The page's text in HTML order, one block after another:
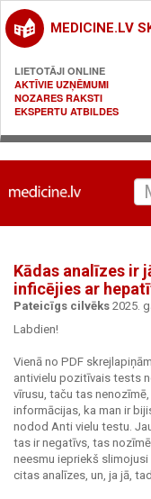
MEDICINE.LV
LIETOTĀJI ONLINE
AKTĪVIE UZŅĒMUMI
NOZARES RAKSTI
EKSPERTU ATBILDES
Kādas analīzes ir
inficējies ar
Pateicīgs cilvēks 2025.
Labdien!
Vienā no PDF
antivielu pozitīvais tests
vīrusu, taču tas
informācijas, ka man ir
nodod Anti vielu testu.
tas ir negatīvs, tas
neesmu iepriekš
citas analīzes, un, ja jā,